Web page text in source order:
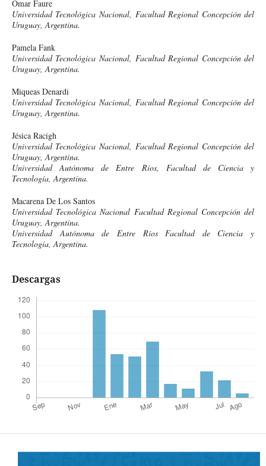
Omar Faure
Universidad Tecnológica Nacional, Facultad Regional Concepción del
Uruguay, Argentina.
Pamela Fank
Universidad Tecnológica Nacional, Facultad Regional Concepción del
Uruguay, Argentina.
Miqueas Denardi
Universidad Tecnológica Nacional, Facultad Regional Concepción del
Uruguay, Argentina.
Jésica Racigh
Universidad Tecnológica Nacional, Facultad Regional Concepción del
Uruguay, Argentina.
Universidad Autónoma de Entre Ríos, Facultad de Ciencia y
Tecnología, Argentina.
Macarena De Los Santos
Universidad Tecnológica Nacional Facultad Regional Concepción del
Uruguay, Argentina.
Universidad Autónoma de Entre Ríos Facultad de Ciencia y
Tecnología, Argentina.
Descargas